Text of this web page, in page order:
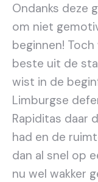
Ondanks deze
om niet
beginnen!
beste uit de
wist in de
Limburgse
Rapiditas daar
had en de
dan al snel op
nu wel wakker